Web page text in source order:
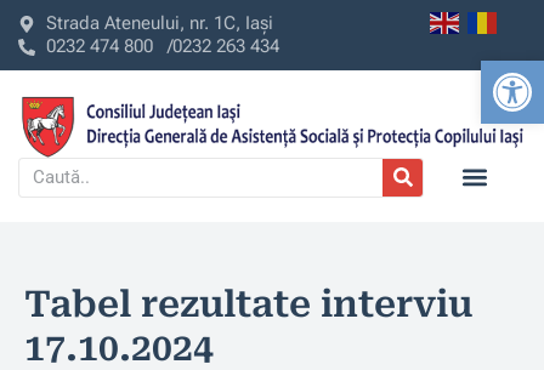
Strada Ateneului, nr. 1C, Iași
0232 474 800 /0232 263 434
Tabel rezultate interviu
17.10.2024